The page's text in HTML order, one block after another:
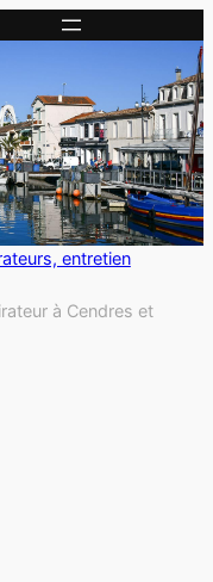
entretien
à Cendres et